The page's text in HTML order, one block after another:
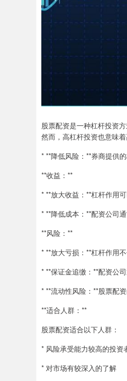
股票配资是一种杠杆投资
然而，高杠杆投资也意味
* **降低风险：**券商提供
**收益：**
* **放大收益：**杠杆作用
* **降低成本：**配资公司
**风险：**
* **放大亏损：**杠杆作用
* **保证金追缴：**配资公
* **流动性风险：**股票配
**适合人群：**
股票配资适合以下人群：
* 风险承受能力较高的投资
* 对市场有较深入的了解